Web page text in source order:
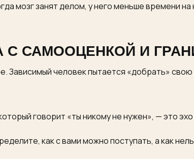
мозг занят делом, у него меньше времени
С САМООЦЕНКОЙ И
человек пытается «добрать»
говорит «ты никому не нужен», — это
как с вами можно поступать, а как